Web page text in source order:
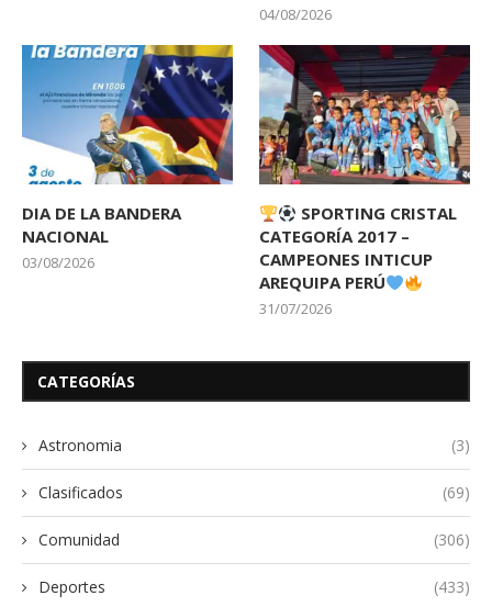
04/08/2026
DIA DE LA BANDERA
NACIONAL
03/08/2026
SPORTING CRISTAL
CATEGORÍA 2017 –
CAMPEONES INTICUP
AREQUIPA PERÚ
31/07/2026
CATEGORÍAS
Astronomia (3)
Clasificados (69)
Comunidad (306)
Deportes (433)